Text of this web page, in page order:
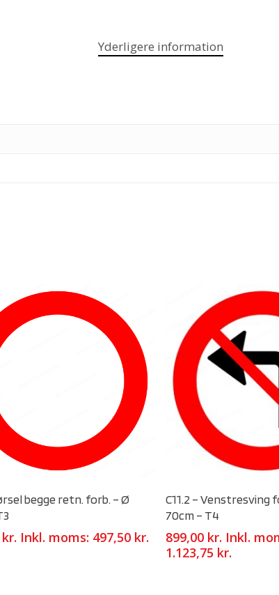
Yderligere information
begge retn. forb. – Ø
kr. Inkl. moms: 497,50 kr.
C11.2 – Venstresving
70cm – T4
899,00 kr. Inkl.
1.123,75 kr.